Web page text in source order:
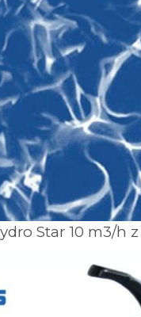
Star 10 m3/h